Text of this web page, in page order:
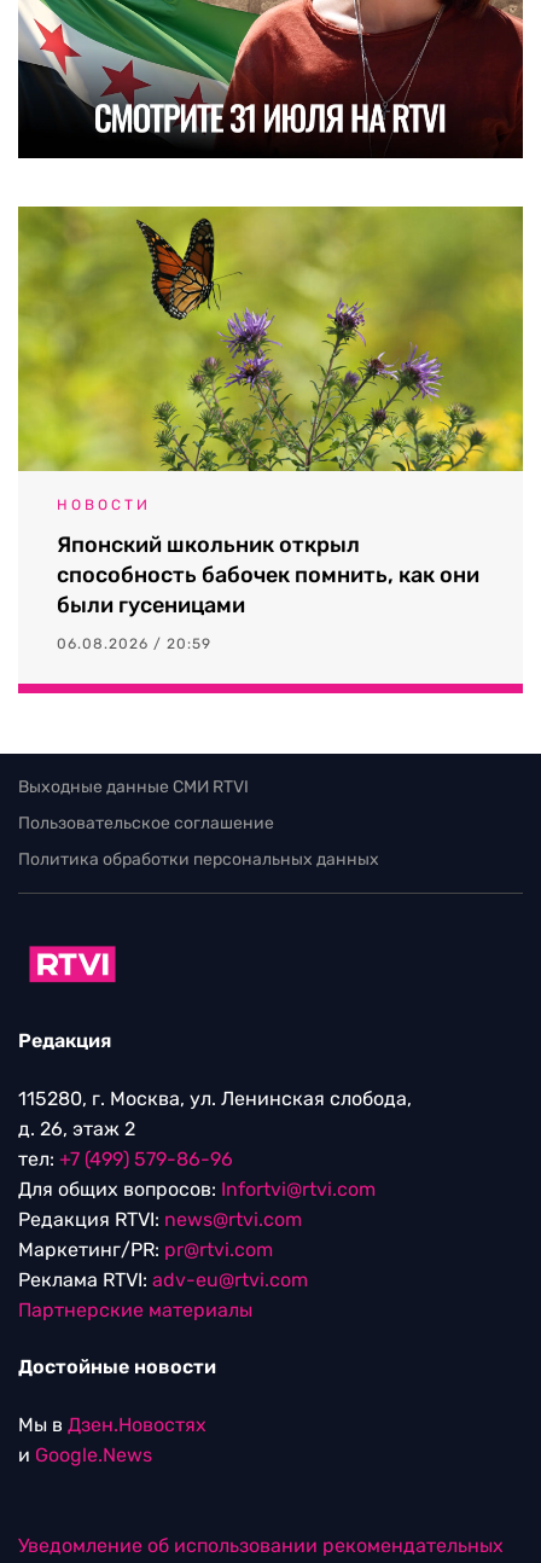
НОВОСТИ
Японский школьник открыл
способность бабочек помнить, как они
были гусеницами
06.08.2026 / 20:59
Выходные данные СМИ RTVI
Пользовательское соглашение
Политика обработки персональных данных
Редакция
115280, г. Москва, ул. Ленинская слобода,
д. 26, этаж 2
тел: +7 (499) 579-86-96
Для общих вопросов: Infortvi@rtvi.com
Редакция RTVI: news@rtvi.com
Маркетинг/PR: pr@rtvi.com
Реклама RTVI: adv-eu@rtvi.com
Партнерские материалы
Достойные новости
Мы в Дзен.Новостях
и Google.News
Уведомление об использовании рекомендательных